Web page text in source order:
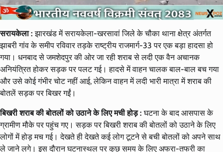
सरायकेला : झारखंड में सरायकेला-खरसावां जिले के चौका थाना क्षेत्र अंतर्गत
झाबरी गांव के समीप रविवार तड़के राष्ट्रीय राजमार्ग-33 पर एक बड़ा हादसा हो
गया। धनबाद से जमशेदपुर की ओर जा रही शराब से लदी एक वैन अचानक
अनियंत्रित होकर सड़क पर पलट गई। हादसे में वाहन चालक बाल-बाल बच गया
और उसे कोई गंभीर चोट नहीं आई, लेकिन वाहन में लदी भारी मात्रा में शराब की
बोतलें सड़क पर बिखर गईं।
बिखरी शराब की बोतलों को उठाने के लिए मची होड़ :घटना के बाद आसपास के
ग्रामीण मौके पर पहुंच गए। सड़क पर बिखरी शराब की बोतलों को उठाने के लिए
लोगों में होड़ मच गई। देखते ही देखते कई लोग टूटने से बची बोतलों को अपने साथ
ले जाने लगे। इस दौरान घटनास्थल पर कुछ समय के लिए अफरा-तफरी का